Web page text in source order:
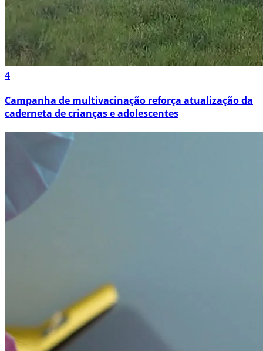
4
Campanha de multivacinação reforça atualização da
caderneta de crianças e adolescentes